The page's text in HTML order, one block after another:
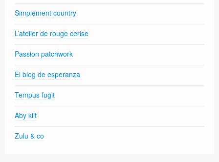
Simplement country
L’atelier de rouge cerise
Passion patchwork
El blog de esperanza
Tempus fugit
Aby kilt
Zulu & co